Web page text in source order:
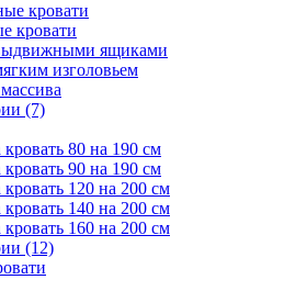
кровати
кровати
ящиками
изголовьем
(7)
80 на 190 см
90 на 190 см
120 на 200 см
140 на 200 см
160 на 200 см
(12)